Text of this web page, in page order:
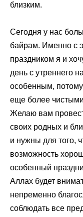
близким.
Сегодня у нас
байрам. Именно с
праздником я и
день с утреннего
особенным,
еще более
Желаю вам
своих родных и
и нужны для того,
возможность
особенный
Аллах будет
непременно
соблюдать все